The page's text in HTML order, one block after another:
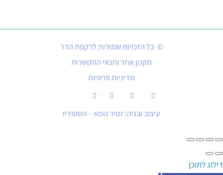
© כל הזכויות שמורות לרקפת הדר
תקנון אתר ותנאי התקשרות
מדיניות פרטיות
עיצוב ובניה: זמיר גומא – הסטודיו
דילוג לתוכן